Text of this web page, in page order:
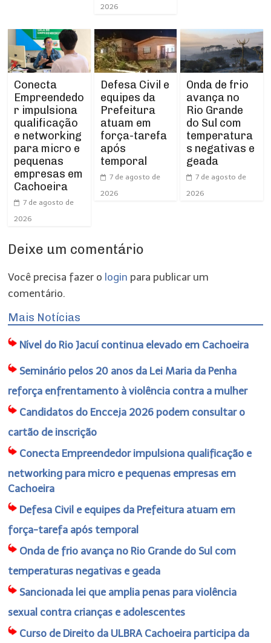
2026
Conecta
Empreendedo
r impulsiona
qualificação
e networking
para micro e
pequenas
empresas em
Cachoeira
7 de agosto de
2026
Defesa Civil e
equipes da
Prefeitura
atuam em
força-tarefa
após
temporal
7 de agosto de
2026
Onda de frio
avança no
Rio Grande
do Sul com
temperatura
s negativas e
geada
7 de agosto de
2026
Deixe um comentário
Você precisa fazer o login para publicar um
comentário.
Mais Notícias
Nível do Rio Jacuí continua elevado em Cachoeira
Seminário pelos 20 anos da Lei Maria da Penha
reforça enfrentamento à violência contra a mulher
Candidatos do Encceja 2026 podem consultar o
cartão de inscrição
Conecta Empreendedor impulsiona qualificação e
networking para micro e pequenas empresas em
Cachoeira
Defesa Civil e equipes da Prefeitura atuam em
força-tarefa após temporal
Onda de frio avança no Rio Grande do Sul com
temperaturas negativas e geada
Sancionada lei que amplia penas para violência
sexual contra crianças e adolescentes
Curso de Direito da ULBRA Cachoeira participa da